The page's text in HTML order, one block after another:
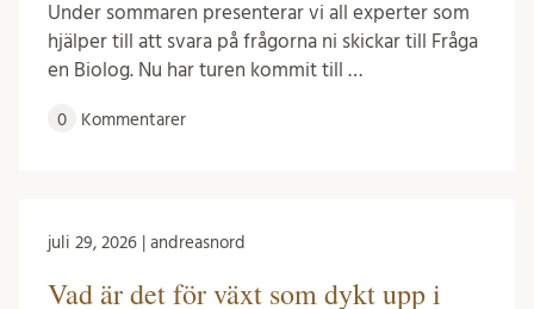
Under sommaren presenterar vi all experter som
hjälper till att svara på frågorna ni skickar till Fråga
en Biolog. Nu har turen kommit till …
0 Kommentarer
juli 29, 2026 | andreasnord
Vad är det för växt som dykt upp i